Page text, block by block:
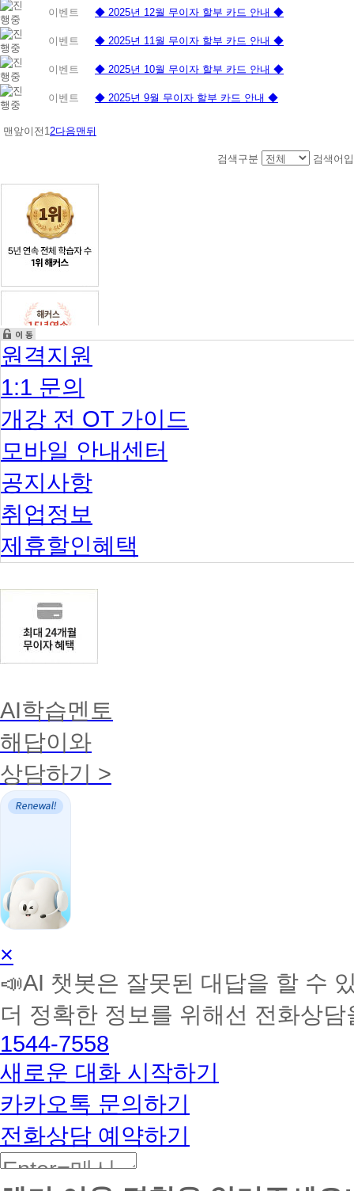
이벤트 ◆ 2025년 12월 무이자 할부 카드 안내 ◆
이벤트 ◆ 2025년 11월 무이자 할부 카드 안내 ◆
이벤트 ◆ 2025년 10월 무이자 할부 카드 안내 ◆
이벤트 ◆ 2025년 9월 무이자 할부 카드 안내 ◆
맨앞이전 1 2다음맨뒤
검색구분 검색어
원격지원
1:1 문의
개강 전 OT 가이드
모바일 안내센터
공지사항
취업정보
제휴할인혜택
AI학습멘토
해답이와
상담하기 >
AI
학
습
토
커
BETA
×
📣AI 챗봇은 잘못된 대답을 할 수
더 정확한 정보를 위해선 전화상
1544-7558
새로운 대화 시작하기
카카오톡 문의하기
전화상담 예약하기